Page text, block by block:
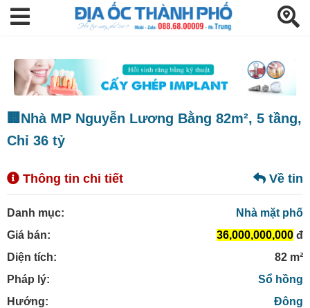
🏢Nhà MP Nguyễn Lương Bằng 82m², 5 tầng,
Chỉ 36 tỷ
Thông tin chi tiết Về tin
Danh mục:
Nhà mặt phố
Giá bán:
36,000,000,000 đ
Diện tích:
82 m²
Pháp lý:
Sổ hồng
Hướng:
Đông